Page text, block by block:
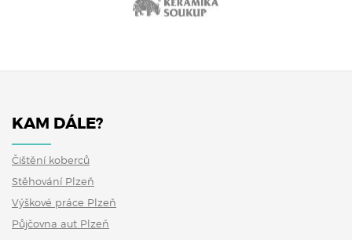
KAM DÁLE?
Čištění koberců
Stěhování Plzeň
Výškové práce Plzeň
Půjčovna aut Plzeň